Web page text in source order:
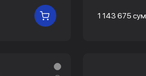
В КОРЗИНУ 1 143 675 сум